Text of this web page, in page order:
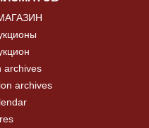
archives
archives